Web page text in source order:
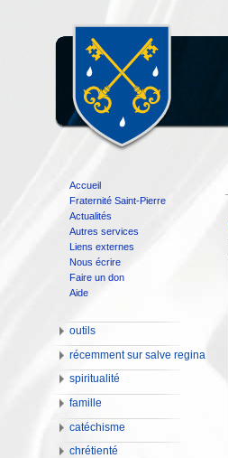
Accueil
Fraternité Saint-Pierre
Actualités
Autres services
Liens externes
Nous écrire
Faire un don
Aide
outils
récemment sur salve regina
spiritualité
famille
catéchisme
chrétienté